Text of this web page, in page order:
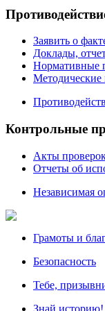
Заявить о
Доклады,
Нормативные
Методические
Контрольные
Акты
Отчеты об
Независимая
Грамоты и
Безопасность
Тебе,
Знай историю!